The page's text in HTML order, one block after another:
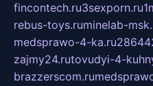
fincontech.ru3sexporn.ru
rebus-toys.ruminelab-
medsprawo-4-ka.ru
zajmy24.rutovudyi-4-
brazzerscom.ru